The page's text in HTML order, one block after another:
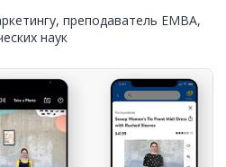
преподаватель EMBA,
наук